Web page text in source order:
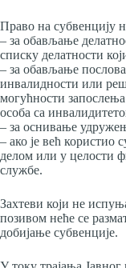
Право на субвенцију
– за обављање
списку делатности
– за обављање
инвалидности или
могућности
особа са
– за оснивање
– ако је већ користио
делом или у целости
службе.
Захтеви који не
позивом неће се
добијање субвенције.